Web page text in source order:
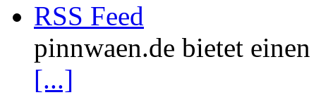
RSS Feed
pinnwaen.de bietet
[...]